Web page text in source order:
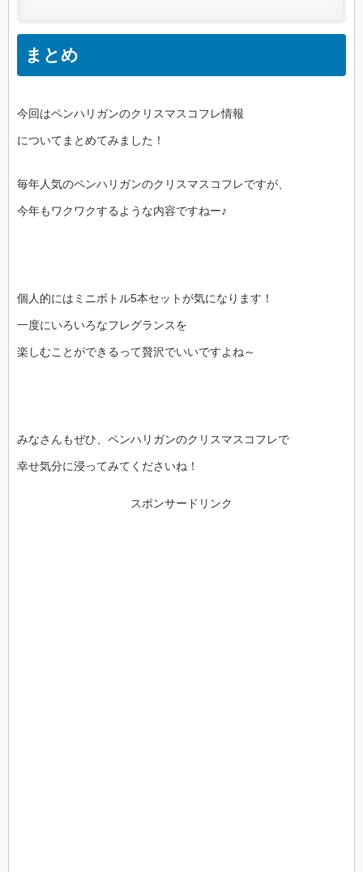
まとめ
今回はペンハリガンのクリスマスコフレ情報
についてまとめてみました！
毎年人気のペンハリガンのクリスマスコフレですが、
今年もワクワクするような内容ですねー♪
個人的にはミニボトル5本セットが気になります！
一度にいろいろなフレグランスを
楽しむことができるって贅沢でいいですよね～
みなさんもぜひ、ペンハリガンのクリスマスコフレで
幸せ気分に浸ってみてくださいね！
スポンサードリンク